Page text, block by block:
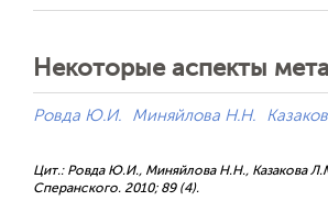
Некоторые аспекты
Ровда Ю.И. Миняйлова Н.Н.
Цит.: Ровда Ю.И., Миняйлова Н.Н., Казакова
Сперанского. 2010; 89 (4).